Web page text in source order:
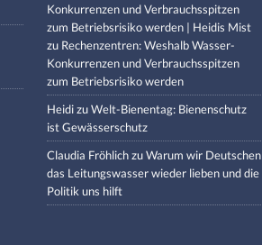
Konkurrenzen und Verbrauchsspitzen
zum Betriebsrisiko werden | Heidis Mist
zu Rechenzentren: Weshalb Wasser-
Konkurrenzen und Verbrauchsspitzen
zum Betriebsrisiko werden
HeidizuWelt-Bienentag: Bienenschutz
ist Gewässerschutz
Claudia FröhlichzuWarum wir Deutschen
das Leitungswasser wieder lieben und die
Politik uns hilft